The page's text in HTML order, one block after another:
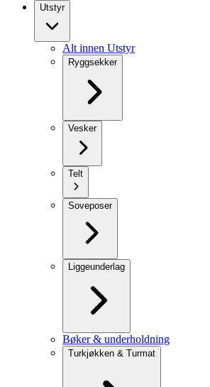
Utstyr
Alt innen Utstyr
Ryggsekker
Vesker
Telt
Soveposer
Liggeunderlag
Bøker & underholdning
Turkjøkken & Turmat